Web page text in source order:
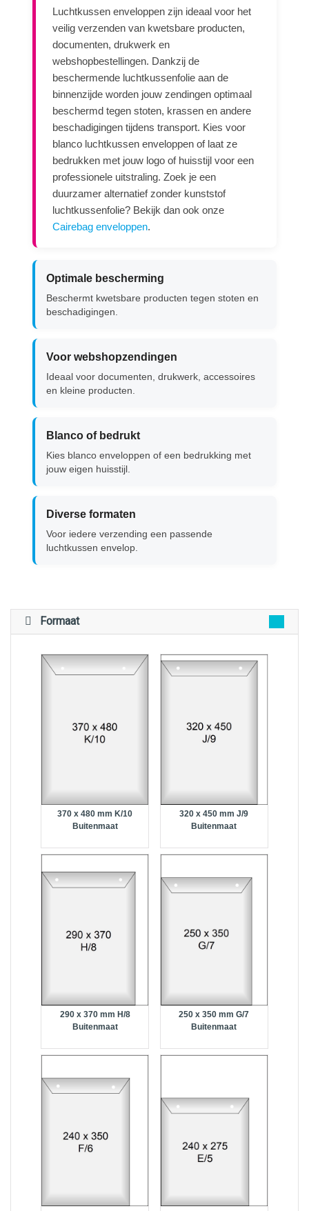
Luchtkussen enveloppen zijn ideaal voor het
veilig verzenden van kwetsbare producten,
documenten, drukwerk en
webshopbestellingen. Dankzij de
beschermende luchtkussenfolie aan de
binnenzijde worden jouw zendingen optimaal
beschermd tegen stoten, krassen en andere
beschadigingen tijdens transport. Kies voor
blanco luchtkussen enveloppen of laat ze
bedrukken met jouw logo of huisstijl voor een
professionele uitstraling. Zoek je een
duurzamer alternatief zonder kunststof
luchtkussenfolie? Bekijk dan ook onze
Cairebag enveloppen.
Optimale bescherming
Beschermt kwetsbare producten tegen stoten en
beschadigingen.
Voor webshopzendingen
Ideaal voor documenten, drukwerk, accessoires
en kleine producten.
Blanco of bedrukt
Kies blanco enveloppen of een bedrukking met
jouw eigen huisstijl.
Diverse formaten
Voor iedere verzending een passende
luchtkussen envelop.
Formaat
370 x 480 mm K/10
Buitenmaat
320 x 450 mm J/9
Buitenmaat
290 x 370 mm H/8
Buitenmaat
250 x 350 mm G/7
Buitenmaat